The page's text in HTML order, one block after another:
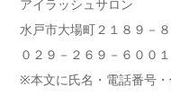
アイラッシュサロン
水戸市大場町２１８９－
０２９－２６９－６００１
※本文に氏名・電話番号